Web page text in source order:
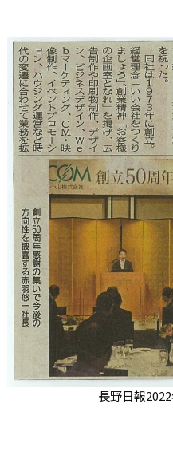
長野日報